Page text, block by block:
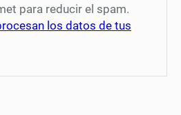
para reducir el spam.
los datos de tus